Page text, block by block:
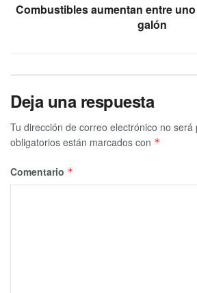
Combustibles aumentan entre
galón
Deja una respuesta
Tu dirección de correo electrónico no será
obligatorios están marcados con *
Comentario *